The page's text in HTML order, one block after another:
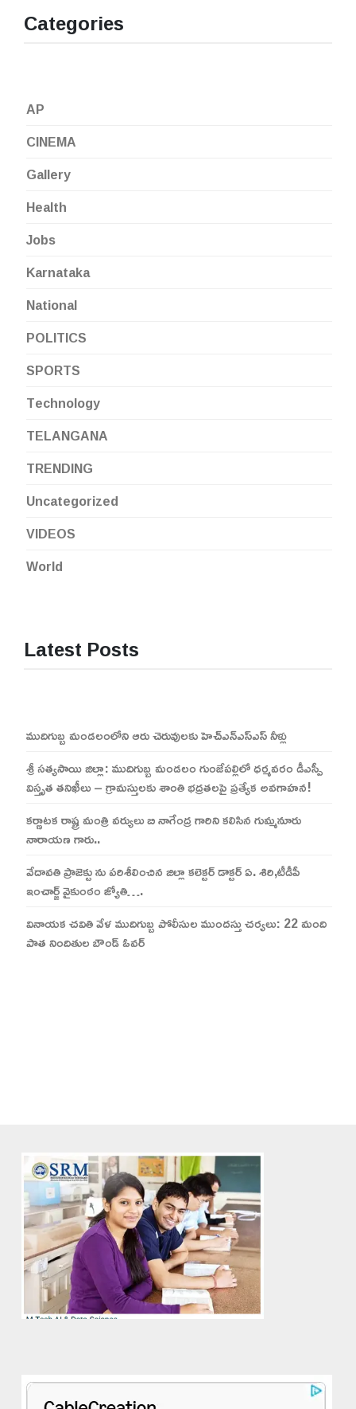
Categories
AP
CINEMA
Gallery
Health
Jobs
Karnataka
National
POLITICS
SPORTS
Technology
TELANGANA
TRENDING
Uncategorized
VIDEOS
World
Latest Posts
ముదిగుబ్బ మండలంలోని ఆరు చెరువులకు హెచ్ఎన్ఎస్ఎస్ నీళ్లు
శ్రీ సత్యసాయి జిల్లా: ముదిగుబ్బ మండలం గుంజేపల్లిలో ధర్మవరం డీఎస్పీ
విస్తృత తనిఖీలు – గ్రామస్తులకు శాంతి భద్రతలపై ప్రత్యేక అవగాహన!
కర్ణాటక రాష్ట్ర మంత్రి వర్యులు బి నాగేంద్ర గారిని కలిసిన గుమ్మనూరు
నారాయణ గారు..
వేదావతి ప్రాజెక్టు ను పరిశీలించిన జిల్లా కలెక్టర్ డాక్టర్ ఏ. శిరి,టీడీపీ
ఇంచార్జ్ వైకుంఠం జ్యోతి….
వినాయక చవితి వేళ ముదిగుబ్బ పోలీసుల ముందస్తు చర్యలు: 22 మంది
పాత నిందితుల బౌండ్ ఓవర్